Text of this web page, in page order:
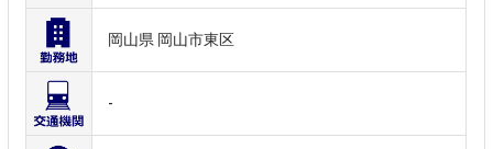
岡山県 岡山市東区
-